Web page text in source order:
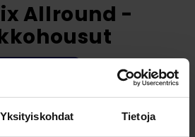
Yksityiskohdat Tietoja
Allround -